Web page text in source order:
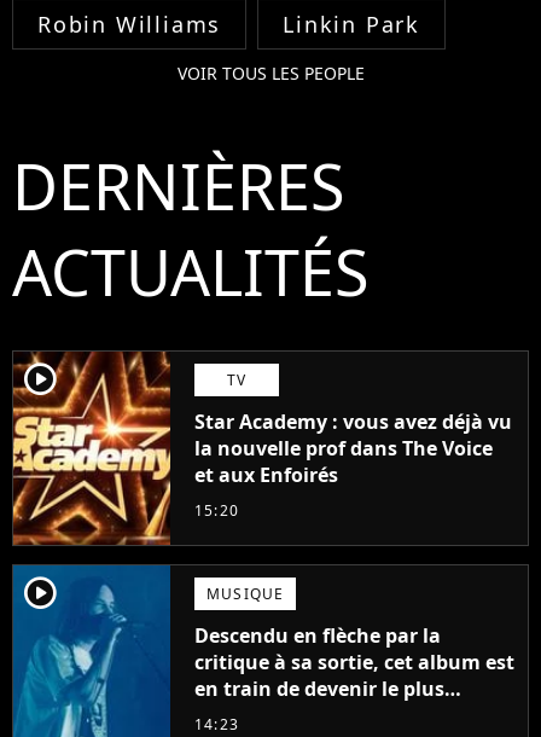
Robin Williams Linkin Park
VOIR TOUS LES PEOPLE
DERNIÈRES
ACTUALITÉS
player2 TV
Star Academy : vous avez déjà vu
la nouvelle prof dans The Voice
et aux Enfoirés
15:20
player2 MUSIQUE
Descendu en flèche par la
critique à sa sortie, cet album est
en train de devenir le plus
populaire de son auteur
14:23